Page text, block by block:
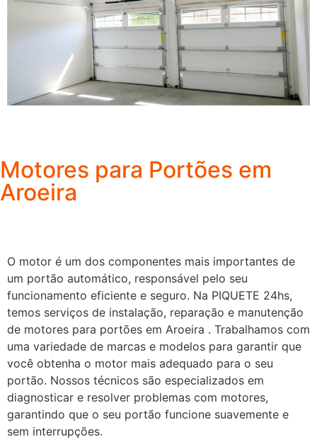
Motores para Portões em
Aroeira
O motor é um dos componentes mais importantes de
um portão automático, responsável pelo seu
funcionamento eficiente e seguro. Na PIQUETE 24hs,
temos serviços de instalação, reparação e manutenção
de motores para portões em Aroeira . Trabalhamos com
uma variedade de marcas e modelos para garantir que
você obtenha o motor mais adequado para o seu
portão. Nossos técnicos são especializados em
diagnosticar e resolver problemas com motores,
garantindo que o seu portão funcione suavemente e
sem interrupções.